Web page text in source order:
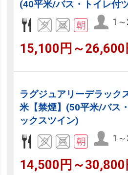
(40平米/バス・トイレ付
1～
15,100円～26,600
ラグジュアリーデラック
米【禁煙】(50平米/バス
ックスツイン)
1～
14,500円～30,800